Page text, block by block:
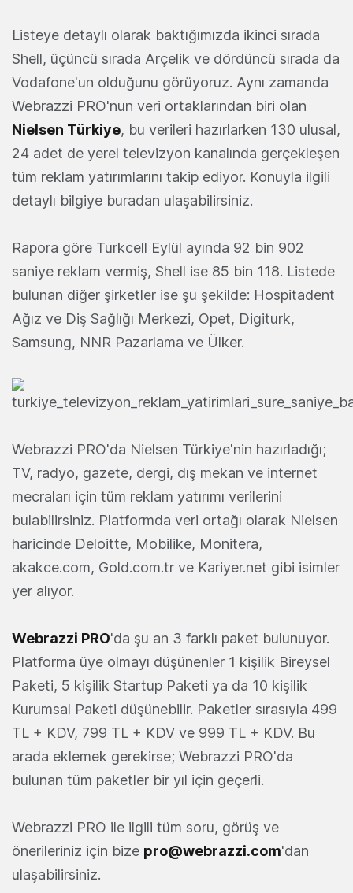
Listeye detaylı olarak baktığımızda ikinci sırada
Shell, üçüncü sırada Arçelik ve dördüncü sırada da
Vodafone'un olduğunu görüyoruz. Aynı zamanda
Webrazzi PRO'nun veri ortaklarından biri olan
Nielsen Türkiye, bu verileri hazırlarken 130 ulusal,
24 adet de yerel televizyon kanalında gerçekleşen
tüm reklam yatırımlarını takip ediyor. Konuyla ilgili
detaylı bilgiye buradan ulaşabilirsiniz.
Rapora göre Turkcell Eylül ayında 92 bin 902
saniye reklam vermiş, Shell ise 85 bin 118. Listede
bulunan diğer şirketler ise şu şekilde: Hospitadent
Ağız ve Diş Sağlığı Merkezi, Opet, Digiturk,
Samsung, NNR Pazarlama ve Ülker.
Webrazzi PRO'da Nielsen Türkiye'nin hazırladığı;
TV, radyo, gazete, dergi, dış mekan ve internet
mecraları için tüm reklam yatırımı verilerini
bulabilirsiniz. Platformda veri ortağı olarak Nielsen
haricinde Deloitte, Mobilike, Monitera,
akakce.com, Gold.com.tr ve Kariyer.net gibi isimler
yer alıyor.
Webrazzi PRO'da şu an 3 farklı paket bulunuyor.
Platforma üye olmayı düşünenler 1 kişilik Bireysel
Paketi, 5 kişilik Startup Paketi ya da 10 kişilik
Kurumsal Paketi düşünebilir. Paketler sırasıyla 499
TL + KDV, 799 TL + KDV ve 999 TL + KDV. Bu
arada eklemek gerekirse; Webrazzi PRO'da
bulunan tüm paketler bir yıl için geçerli.
Webrazzi PRO ile ilgili tüm soru, görüş ve
önerileriniz için bize pro@webrazzi.com'dan
ulaşabilirsiniz.